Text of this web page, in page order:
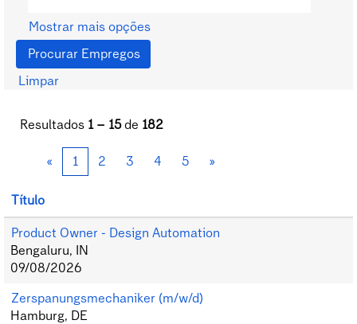
Mostrar mais opções
Limpar
Resultados 1 – 15de 182
« 1 2 3 4 5 »
Título
Product Owner - Design Automation
Bengaluru, IN
09/08/2026
Zerspanungsmechaniker (m/w/d)
Hamburg, DE